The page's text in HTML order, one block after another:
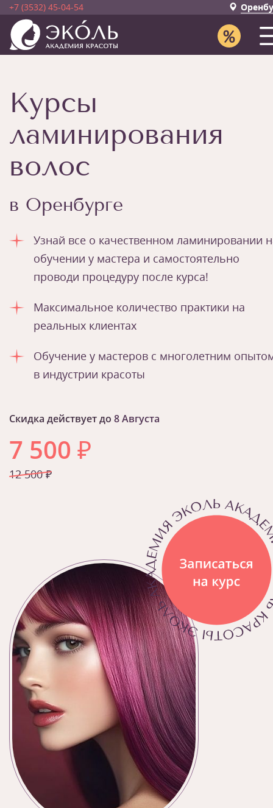
+7 (3532) 45-04-54
Курсы
ламинирования
волос
в Оренбурге
Узнай все о качественном ламинировании
обучении у мастера и самостоятельно
проводи процедуру после курса!
Максимальное количество практики на
реальных клиентах
Обучение у мастеров с многолетним
в индустрии красоты
Скидка действует до 8 Августа
7 500 ₽
12 500 ₽